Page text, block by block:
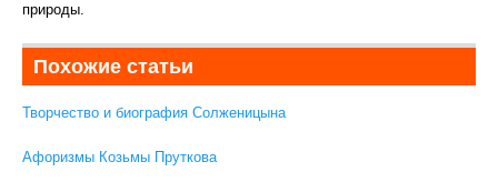
природы.
Похожие статьи
Творчество и биография Солженицына
Афоризмы Козьмы Пруткова